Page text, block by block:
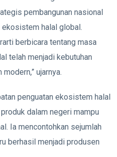
pembangunan nasional
halal global.
berbicara tentang masa
telah menjadi kebutuhan
ujarnya.
penguatan ekosistem halal
dalam negeri mampu
Ia mencontohkan sejumlah
berhasil menjadi produsen